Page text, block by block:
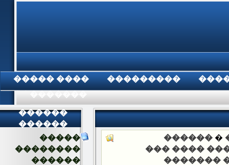
���� ����� ���������
������
������
�����
��������
������
��� ����
�����